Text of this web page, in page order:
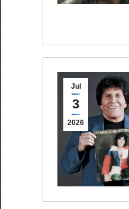
Jul
3
2026